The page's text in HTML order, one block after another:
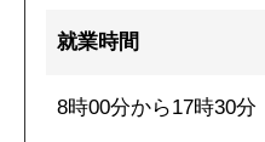
就業時間
8時00分から17時30分